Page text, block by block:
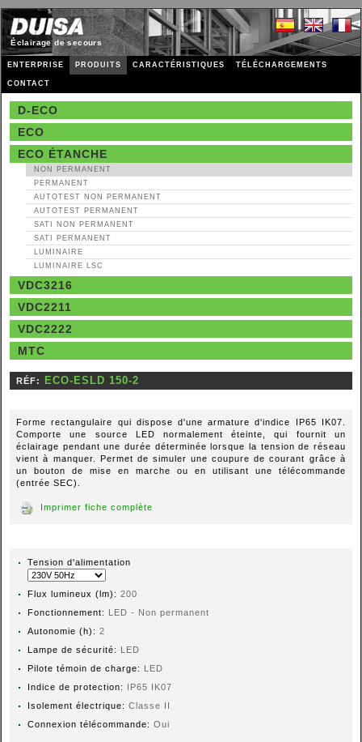
Éclairage de secours
ENTERPRISE PRODUITS CARACTÉRISTIQUES TÉLÉCHARGEMENTS
CONTACT
D-ECO
ECO
ECO ÉTANCHE
NON PERMANENT
PERMANENT
AUTOTEST NON PERMANENT
AUTOTEST PERMANENT
SATI NON PERMANENT
SATI PERMANENT
LUMINAIRE
LUMINAIRE LSC
VDC3216
VDC2211
VDC2222
MTC
RÉF:
Forme rectangulaire qui dispose d'une armature d'indice IP65 IK07.
Comporte une source LED normalement éteinte, qui fournit un
éclairage pendant une durée déterminée lorsque la tension de réseau
vient à manquer. Permet de simuler une coupure de courant grâce à
un bouton de mise en marche ou en utilisant une télécommande
(entrée SEC).
Imprimer fiche complète
Tension d'alimentation
Flux lumineux (lm):
Fonctionnement: LED - Non permanent
Autonomie (h):2
Lampe de sécurité: LED
Pilote témoin de charge: LED
Indice de protection: IP65 IK07
Isolement électrique:Classe II
Connexion télécommande:Oui